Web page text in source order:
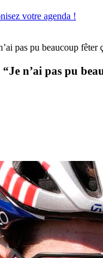
votre agenda !
pas pu beaucoup fêter
n’ai pas pu